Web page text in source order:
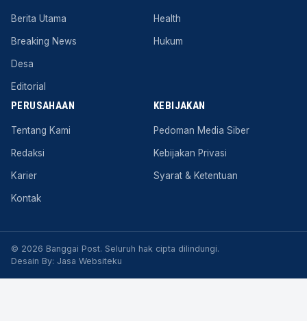
Berita Utama
Breaking News
Desa
Editorial
Health
Hukum
PERUSAHAAN
Tentang Kami
Redaksi
Karier
Kontak
KEBIJAKAN
Pedoman Media Siber
Kebijakan Privasi
Syarat & Ketentuan
© 2026 Banggai Post. Seluruh hak cipta dilindungi.
Desain By: Jasa Websiteku